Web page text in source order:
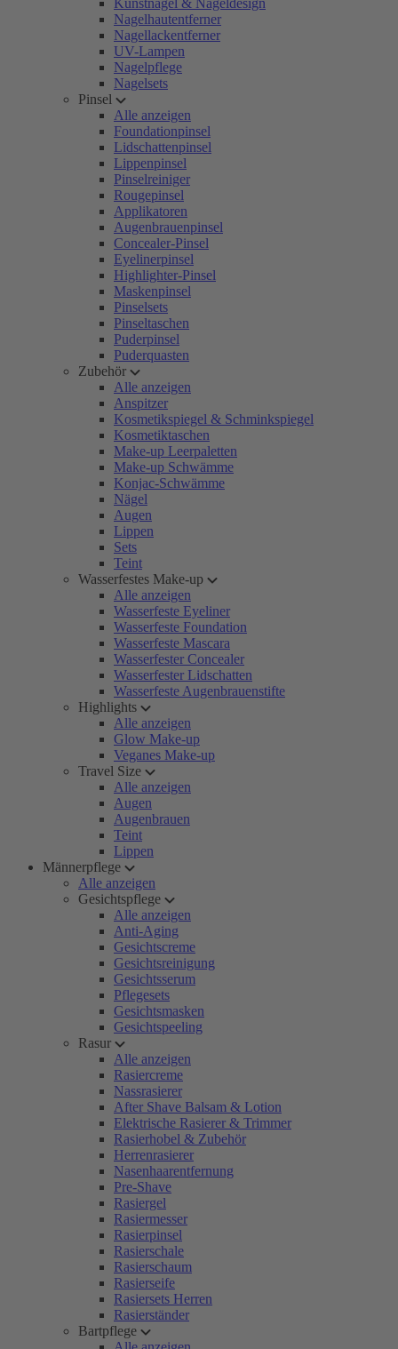
Kunstnägel & Nageldesign
Nagelhautentferner
Nagellackentferner
UV-Lampen
Nagelpflege
Nagelsets
Pinsel
Alle anzeigen
Foundationpinsel
Lidschattenpinsel
Lippenpinsel
Pinselreiniger
Rougepinsel
Applikatoren
Augenbrauenpinsel
Concealer-Pinsel
Eyelinerpinsel
Highlighter-Pinsel
Maskenpinsel
Pinselsets
Pinseltaschen
Puderpinsel
Puderquasten
Zubehör
Alle anzeigen
Anspitzer
Kosmetikspiegel & Schminkspiegel
Kosmetiktaschen
Make-up Leerpaletten
Make-up Schwämme
Konjac-Schwämme
Nägel
Augen
Lippen
Sets
Teint
Wasserfestes Make-up
Alle anzeigen
Wasserfeste Eyeliner
Wasserfeste Foundation
Wasserfeste Mascara
Wasserfester Concealer
Wasserfester Lidschatten
Wasserfeste Augenbrauenstifte
Highlights
Alle anzeigen
Glow Make-up
Veganes Make-up
Travel Size
Alle anzeigen
Augen
Augenbrauen
Teint
Lippen
Männerpflege
Alle anzeigen
Gesichtspflege
Alle anzeigen
Anti-Aging
Gesichtscreme
Gesichtsreinigung
Gesichtsserum
Pflegesets
Gesichtsmasken
Gesichtspeeling
Rasur
Alle anzeigen
Rasiercreme
Nassrasierer
After Shave Balsam & Lotion
Elektrische Rasierer & Trimmer
Rasierhobel & Zubehör
Herrenrasierer
Nasenhaarentfernung
Pre-Shave
Rasiergel
Rasiermesser
Rasierpinsel
Rasierschale
Rasierschaum
Rasierseife
Rasiersets Herren
Rasierständer
Bartpflege